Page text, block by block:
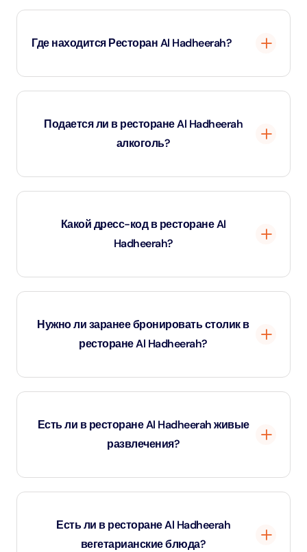
Где находится Ресторан Al Hadheerah?
Ресторан Al Hadheerah находится на территории
минутах езды от центра Дубая.
Подается ли в ресторане Al Hadheerah
алкоголь?
Да, алкогольные напитки доступны для покупки.
Какой дресс-код в ресторане Al
Hadheerah?
Рекомендуется повседневная или традиционная
Нужно ли заранее бронировать столик в
ресторане Al Hadheerah?
Да, необходимо предварительное бронирование,
Есть ли в ресторане Al Hadheerah живые
развлечения?
Обязательно! Насладитесь танцами живота,
соколиной охотой и фейерверками в отдельные
Есть ли в ресторане Al Hadheerah
вегетарианские блюда?